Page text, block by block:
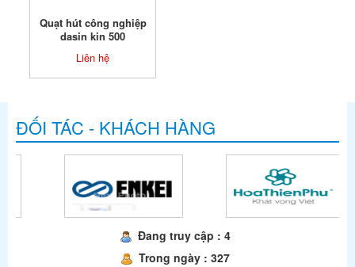
Quạt hút công nghiệp
dasin kin 500
Liên hệ
ĐỐI TÁC - KHÁCH HÀNG
Đang truy cập : 4
Trong ngày : 327